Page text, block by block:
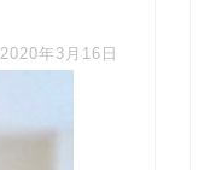
年3月16日